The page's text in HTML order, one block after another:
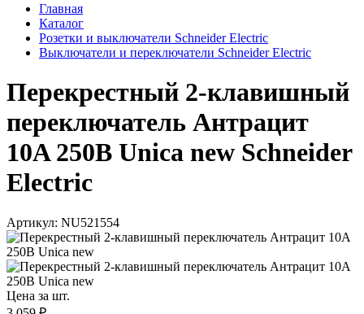
Главная
Каталог
Розетки и выключатели Schneider Electric
Выключатели и переключатели Schneider Electric
Перекрестный 2-клавишный
переключатель Антрацит
10A 250В Unica new Schneider
Electric
Артикул: NU521554
Цена за шт.